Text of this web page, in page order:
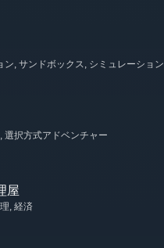
ン, サンドボックス, シミュレーション
, 選択方式アドベンチャー
屋
, 経済